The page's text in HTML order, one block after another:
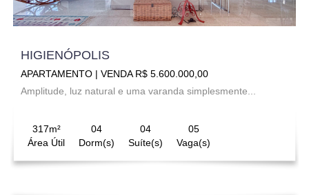
HIGIENÓPOLIS
APARTAMENTO | VENDA R$ 5.600.000,00
Amplitude, luz natural e uma varanda simplesmente...
317m²
Área Útil
04
Dorm(s)
04
Suíte(s)
05
Vaga(s)